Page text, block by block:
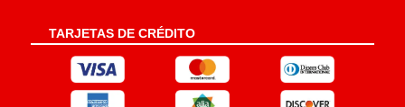
TARJETAS DE CRÉDITO